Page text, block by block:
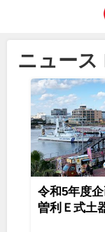
ニュース
令和5年度
曽利Ｅ式土